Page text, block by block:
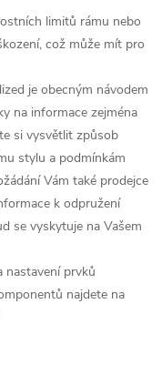
limitů rámu nebo
což může mít pro
je obecným návodem
na informace zejména
si vysvětlit způsob
stylu a podmínkám
Vám také prodejce
k odpružení
se vyskytuje na Vašem
nastavení prvků
najdete na